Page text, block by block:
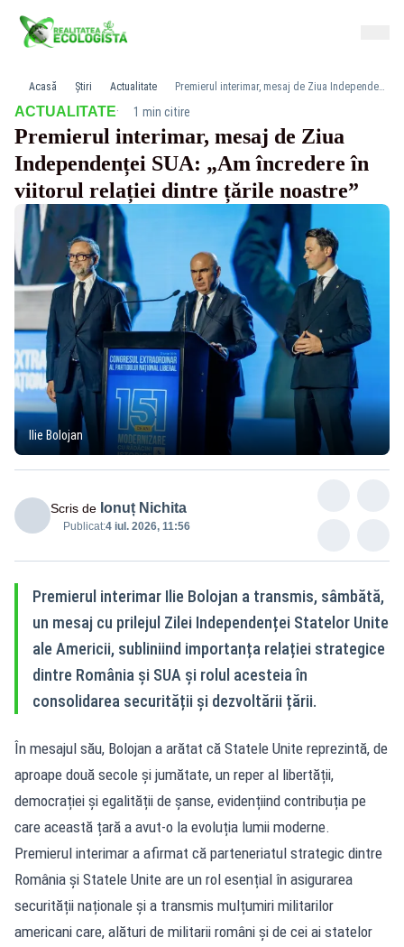
Acasă Știri Actualitate Premierul interimar, mesaj de Ziua Independenței SUA: „Am încredere în viitorul relației dintre țările noastre”
ACTUALITATE· 1 min citire
Premierul interimar, mesaj de Ziua
Independenței SUA: „Am încredere în
viitorul relației dintre țările noastre”
Ilie Bolojan
Scris de Ionuț Nichita
Publicat:4 iul. 2026, 11:56
Premierul interimar Ilie Bolojan a transmis, sâmbătă,
un mesaj cu prilejul Zilei Independenței Statelor Unite
ale Americii, subliniind importanța relației strategice
dintre România și SUA și rolul acesteia în
consolidarea securității și dezvoltării țării.
În mesajul său, Bolojan a arătat că Statele Unite reprezintă, de
aproape două secole și jumătate, un reper al libertății,
democrației și egalității de șanse, evidențiind contribuția pe
care această țară a avut-o la evoluția lumii moderne.
Premierul interimar a afirmat că parteneriatul strategic dintre
România și Statele Unite are un rol esențial în asigurarea
securității naționale și a transmis mulțumiri militarilor
americani care, alături de militarii români și de cei ai statelor